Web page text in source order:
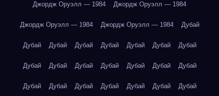
Джордж Оруэлл — 1984 Джордж Оруэлл — 1984
Джордж Оруэлл — 1984 Джордж Оруэлл — 1984 Дубай
Дубай Дубай Дубай Дубай Дубай Дубай Дубай
Дубай Дубай Дубай Дубай Дубай Дубай Дубай
Дубай Дубай Дубай Дубай Дубай Дубай Дубай